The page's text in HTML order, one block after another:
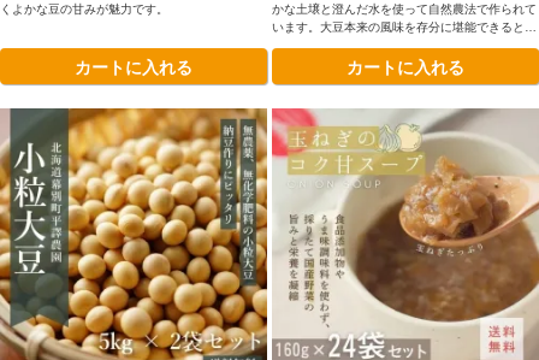
くよかな豆の甘みが魅力です。
カートに入れる
かな土壌と澄んだ水を使って自然農法で作られて
います。大豆本来の風味を存分に堪能できるとて
カートに入れる